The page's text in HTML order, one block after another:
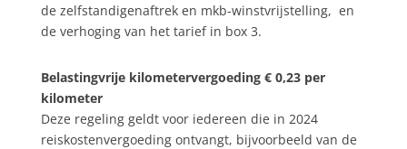
de zelfstandigenaftrek en mkb-winstvrijstelling, en
de verhoging van het tarief in box 3.
Belastingvrije kilometervergoeding € 0,23 per
kilometer
Deze regeling geldt voor iedereen die in 2024
reiskostenvergoeding ontvangt, bijvoorbeeld van de